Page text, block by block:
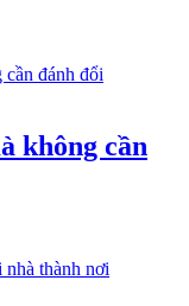
không cần